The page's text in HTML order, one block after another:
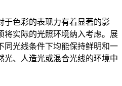
于色彩的表现力有着显著的影
将实际的光照环境纳入考虑。展
同光线条件下均能保持鲜明和一
光、人造光或混合光线的环境中